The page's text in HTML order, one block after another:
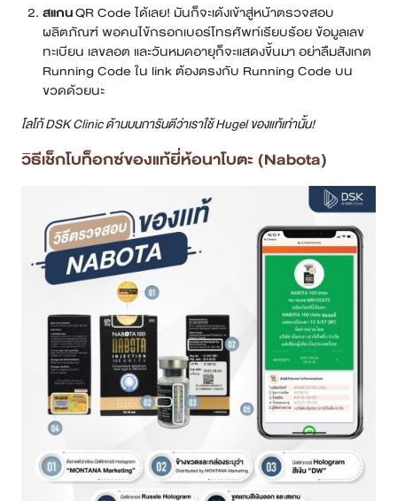
สแกนQR Code ได้เลย! มันก็จะเด้งเข้าสู่หน้าตรวจสอบ
ผลิตภัณฑ์ พอคนไข้กรอกเบอร์โทรศัพท์เรียบร้อย ข้อมูลเลข
ทะเบียน เลขลอต และวันหมดอายุก็จะแสดงขึ้นมา อย่าลืมสังเกต
Running Code ใน link ต้องตรงกับ Running Code บน
ขวดด้วยนะ
โลโก้ DSK Clinic ด้านบนการันตีว่าเราใช้ Hugel ของแท้เท่านั้น!
วิธีเช็กโบท็อกซ์ของแท้ยี่ห้อนาโบตะ (Nabota)